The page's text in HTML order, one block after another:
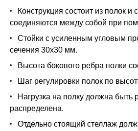
Конструкция состоит из полок и
соединяются между собой при
Стойки с усиленным угловым
сечения 30х30 мм.
Высота бокового ребра полки
Шаг регулировки полок по
Нагрузка на полку должна быть
распределена.
Отдельно стоящий стеллаж